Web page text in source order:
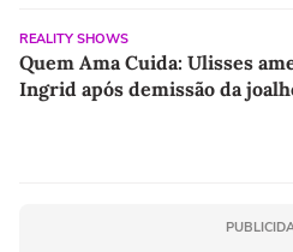
REALITY SHOWS
Quem Ama Cuida: Ulisses
Ingrid após demissão da